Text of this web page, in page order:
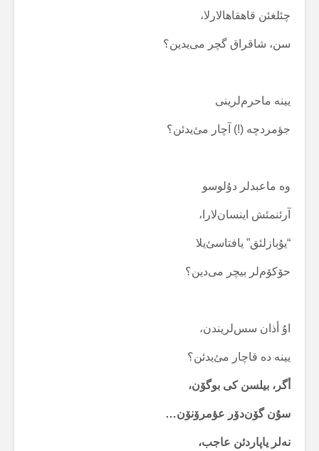
چئلغئن قاهقاهالارلا،
سن، شاقراق گچر می‌یدین؟
یینە ماحرم‌لرینی
جؤمردچە (!) آچار مئ‌یدئن؟
وە ماعبدلر دۇلوسو
آرئنمئش اینسان‌لارا،
“یۇبازلئق” یافتاسئ‌یلا
حۆکۆم‌لر بیچر می‌دین؟
اۇ أذان سس‌لریندن،
یینە دە قاچار مئ‌یدئن؟
أگر، بیلسن کی بوگۆن،
سۇن گۆن‌دۆر عؤمرۆنۆن…
نەلر یاپاردئن عاجب،